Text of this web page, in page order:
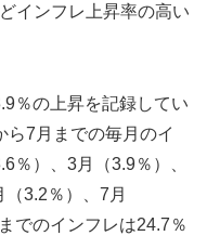
インフレ上昇率の高い
％の上昇を記録してい
ら7月までの毎月のイ
％）、3月（3.9％）、
3.2％）、7月
でのインフレは24.7％